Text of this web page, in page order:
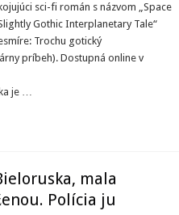
sci-fi román s názvom „Space
Gothic Interplanetary Tale“
Trochu gotický
príbeh). Dostupná online v
je …
mala
Polícia ju